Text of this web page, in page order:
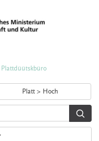
Platt > Hoch